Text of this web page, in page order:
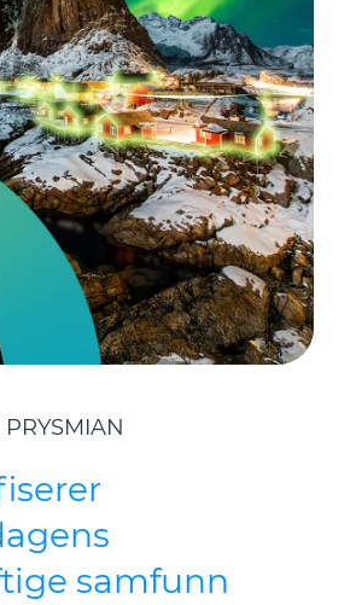
samfunn